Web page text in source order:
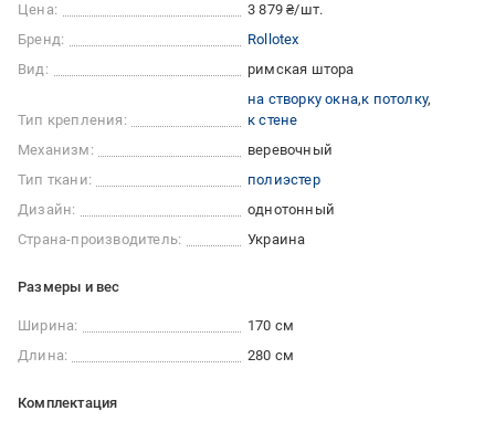
Цена:
3 879 ₴/шт.
Бренд:
Rollotex
Вид:
римская штора
Тип крепления:
на створку окна к потолку
к стене
Механизм:
веревочный
Тип ткани:
полиэстер
Дизайн:
однотонный
Страна-производитель:
Украина
Размеры и вес
Ширина:
170 см
Длина:
280 см
Комплектация